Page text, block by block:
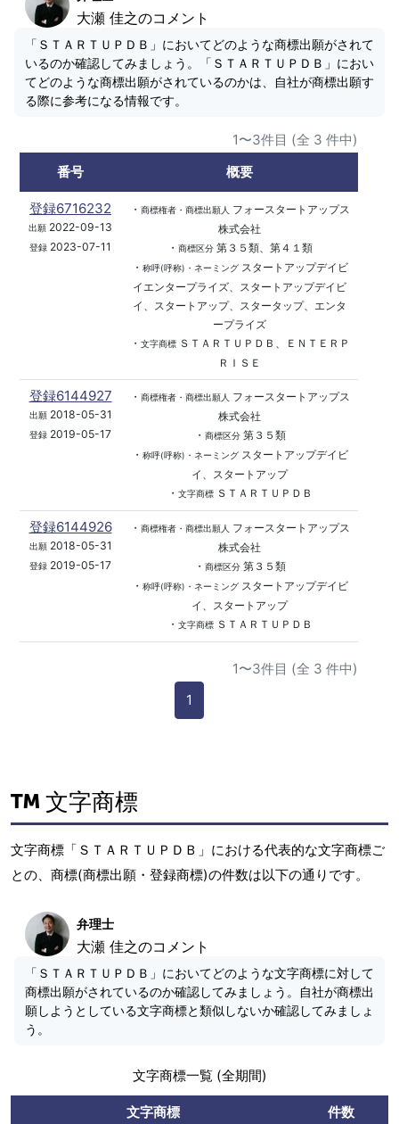
大瀬 佳之のコメント
「ＳＴＡＲＴＵＰＤＢ」においてどのような商標出願がされて
いるのか確認してみましょう。「ＳＴＡＲＴＵＰＤＢ」におい
てどのような商標出願がされているのかは、自社が商標出願す
る際に参考になる情報です。
1〜3件目 (全 3 件中)
番号
概要
登録6716232
出願 2022-09-13
登録 2023-07-11
・ 商標権者・商標出願人
フォースタートアップス
株式会社
・ 商標区分第３５類、第４１類
・ 称呼(呼称)・ネーミングスタートアップデイビ
イエンタープライズ、スタートアップデイビ
イ、スタートアップ、スタータップ、エンタ
ープライズ
・ 文字商標ＳＴＡＲＴＵＰＤＢ、ＥＮＴＥＲＰ
ＲＩＳＥ
登録6144927
出願2018-05-31
登録 2019-05-17
・ 商標権者・商標出願人
フォースタートアップス
株式会社
・ 商標区分第３５類
・ 称呼(呼称)・ネーミングスタートアップデイビ
イ、スタートアップ
・ 文字商標ＳＴＡＲＴＵＰＤＢ
登録6144926
出願2018-05-31
登録 2019-05-17
・ 商標権者・商標出願人
フォースタートアップス
株式会社
・ 商標区分第３５類
・ 称呼(呼称)・ネーミングスタートアップデイビ
イ、スタートアップ
・ 文字商標ＳＴＡＲＴＵＰＤＢ
1〜3件目 (全 3 件中)
1
文字商標
文字商標「ＳＴＡＲＴＵＰＤＢ」における代表的な文字商標ご
との、商標(商標出願・登録商標)の件数は以下の通りです。
弁理士
大瀬 佳之のコメント
「ＳＴＡＲＴＵＰＤＢ」においてどのような文字商標に対して
商標出願がされているのか確認してみましょう。自社が商標出
願しようとしている文字商標と類似しないか確認してみましょ
う。
文字商標一覧 (全期間)
文字商標 件数